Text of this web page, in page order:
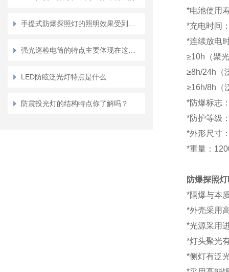
LED防眩泛光灯特点是什么
防震投光灯的结构特点你了解吗？
*电池使用
*充电时间
*连续放电
≥10h（聚
≥8h/24h（
≥16h/8h（
*防爆标志
*防护等级
*外形尺寸
*重量：
防爆探照灯
*隔爆与本
*外壳采用
*光源采用
*灯头聚光
*侧灯有泛